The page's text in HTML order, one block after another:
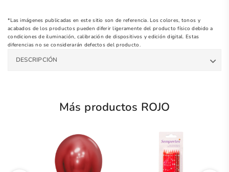
*Las imágenes publicadas en este sitio son de referencia. Los colores, tonos y
acabados de los productos pueden diferir ligeramente del producto físico debido a
condiciones de iluminación, calibración de dispositivos y edición digital. Estas
diferencias no se considerarán defectos del producto.
DESCRIPCIÓN
Más productos ROJO